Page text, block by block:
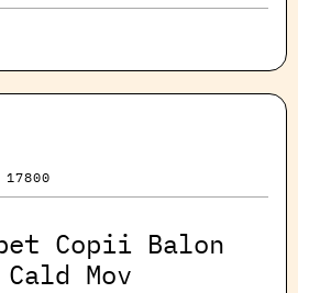
Copii Balon
Mov